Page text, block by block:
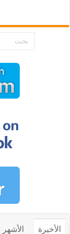
الأخيرة الأشهر